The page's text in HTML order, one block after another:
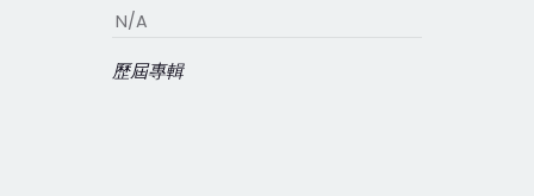
N/A
歷屆專輯